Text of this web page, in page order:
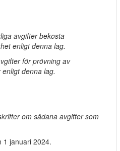
avgifter bekosta
enligt denna lag.
för prövning av
denna lag.
om sådana avgifter som
1 januari 2024.